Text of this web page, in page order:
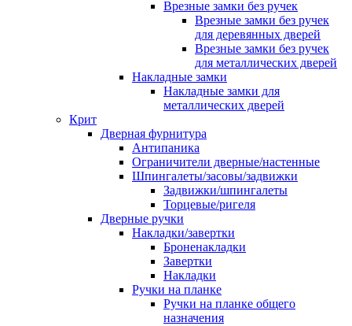
Врезные замки без ручек
Врезные замки без ручек
для деревянных дверей
Врезные замки без ручек
для металлических дверей
Накладные замки
Накладные замки для
металлических дверей
Крит
Дверная фурнитура
Антипаника
Ограничители дверные/настенные
Шпингалеты/засовы/задвижки
Задвижки/шпингалеты
Торцевые/ригеля
Дверные ручки
Накладки/завертки
Броненакладки
Завертки
Накладки
Ручки на планке
Ручки на планке общего
назначения